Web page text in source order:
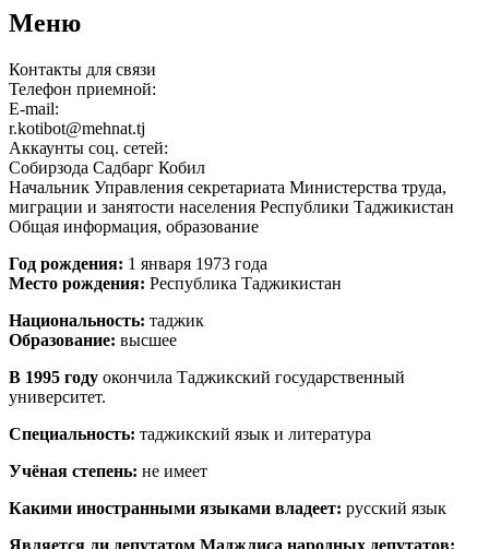
Меню
Контакты для связи
Телефон приемной:
E-mail:
r.kotibot@mehnat.tj
Аккаунты соц. сетей:
Собирзода Садбарг Кобил
Начальник Управления секретариата Министерства труда,
миграции и занятости населения Республики Таджикистан
Общая информация, образование
Год рождения: 1 января 1973 года
Место рождения: Республика Таджикистан
Национальность: таджик
Образование: высшее
В 1995 году окончила Таджикский государственный
университет.
Специальность: таджикский язык и литература
Учёная степень: не имеет
Какими иностранными языками владеет: русский язык
Является ли депутатом Маджлиса народных депутатов: